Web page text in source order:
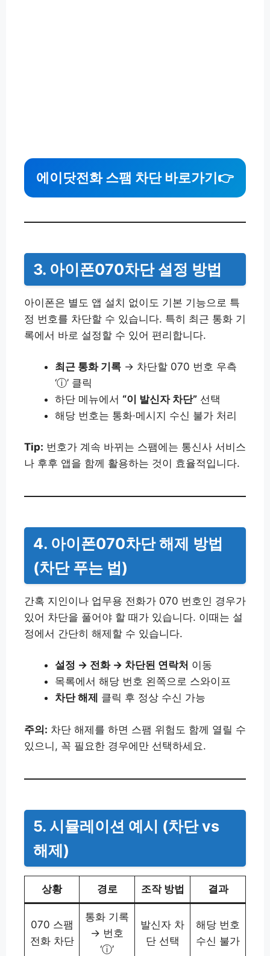
에이닷전화 스팸 차단 바로가기👉
3. 아이폰070차단 설정 방법
아이폰은 별도 앱 설치 없이도 기본 기능으로 특
정 번호를 차단할 수 있습니다. 특히 최근 통화 기
록에서 바로 설정할 수 있어 편리합니다.
최근 통화 기록 → 차단할 070 번호 우측
‘ⓘ’ 클릭
하단 메뉴에서 “이 발신자 차단” 선택
해당 번호는 통화·메시지 수신 불가 처리
Tip: 번호가 계속 바뀌는 스팸에는 통신사 서비스
나 후후 앱을 함께 활용하는 것이 효율적입니다.
4. 아이폰070차단 해제 방법
(차단 푸는 법)
간혹 지인이나 업무용 전화가 070 번호인 경우가
있어 차단을 풀어야 할 때가 있습니다. 이때는 설
정에서 간단히 해제할 수 있습니다.
설정 → 전화 → 차단된 연락처 이동
목록에서 해당 번호 왼쪽으로 스와이프
차단 해제 클릭 후 정상 수신 가능
주의: 차단 해제를 하면 스팸 위험도 함께 열릴 수
있으니, 꼭 필요한 경우에만 선택하세요.
5. 시뮬레이션 예시 (차단 vs
해제)
상황 경로 조작 방법 결과
070 스팸
전화 차단
통화 기록
→ 번호
‘ⓘ’
발신자 차
단 선택
해당 번호
수신 불가